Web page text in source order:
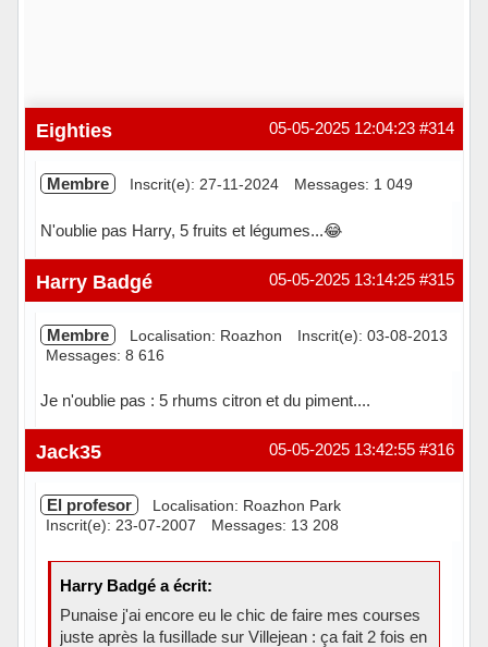
#314
05-05-2025 12:04:23
Eighties
Membre Inscrit(e): 27-11-2024 Messages: 1 049
N'oublie pas Harry, 5 fruits et légumes...😂
Hors ligne #315
05-05-2025 13:14:25
Harry Badgé
Membre Localisation: Roazhon
Inscrit(e): 03-08-2013
Messages: 8 616
Je n'oublie pas : 5 rhums citron et du piment....
Hors ligne #316
05-05-2025 13:42:55
Jack35
El profesor
Localisation: Roazhon Park
Inscrit(e): 23-07-2007
Messages: 13 208
Harry Badgé a écrit:
Punaise j'ai encore eu le chic de faire mes courses
juste après la fusillade sur Villejean : ça fait 2 fois en